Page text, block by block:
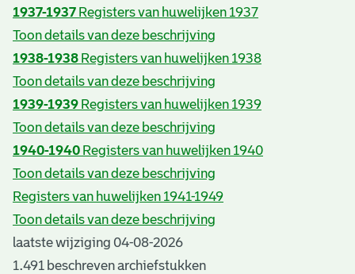
1937-1937 Registers van huwelijken 1937
Toon details van deze beschrijving
1938-1938 Registers van huwelijken 1938
Toon details van deze beschrijving
1939-1939 Registers van huwelijken 1939
Toon details van deze beschrijving
1940-1940 Registers van huwelijken 1940
Toon details van deze beschrijving
Registers van huwelijken 1941-1949
Toon details van deze beschrijving
laatste wijziging 04-08-2026
1.491 beschreven archiefstukken